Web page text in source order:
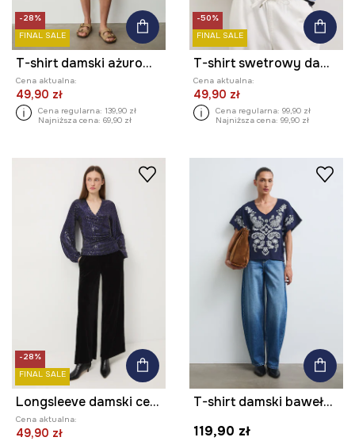
-28%
FINAL SALE
T-shirt damski ażurowy z wiskozą
Cena aktualna:
49,90 zł
Cena regularna: 139,90 zł
Najniższa cena: 69,90 zł
-50%
FINAL SALE
T-shirt swetrowy damski bawełniany
Cena aktualna:
49,90 zł
Cena regularna: 99,90 zł
Najniższa cena: 99,90 zł
-28%
FINAL SALE
Longsleeve damski cekinowy
Cena aktualna:
49,90 zł
T-shirt damski bawełniany z haftami
119,90 zł